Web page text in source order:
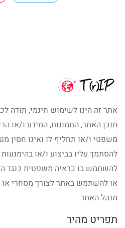
אתר זה הינו לשימוש חינמי, תודה
תוכן האתר, התמונות, המידע ו/או
משפטי ו/או תחליף לו ואינו חסין
להסתמך עליו בביצוע ו/או
להשתמש בו כראיה משפטית כנגד
או להשתמש באתר לצורך מסחרי
מנהל האתר
תפריט מהיר